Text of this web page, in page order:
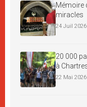
Mémoire
miracles
24 Juil 2026
20 000
à
22 Mai 2026